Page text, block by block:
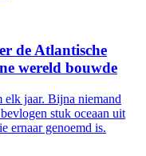
de Atlantische
wereld bouwde
elk jaar. Bijna niemand
stuk oceaan uit
ernaar genoemd is.